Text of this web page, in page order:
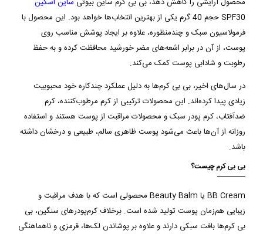
SPF30 حجم 40 گرم یکی از بهترین انتخاب‌ها خواهد بود. این محصول با
فرمولاسیون سبک و چندمنظوره، علاوه بر ایجاد پوشش مناسب روی
پوست، از آن در برابر اشعه‌های مضر خورشید محافظت کرده و به حفظ
رطوبت و شادابی پوست کمک می‌کند.
در سال‌های اخیر، بی بی کرم‌ها به دلیل عملکرد چندکاره خود محبوبیت
زیادی پیدا کرده‌اند. این محصولات ترکیبی از کرم مرطوب‌کننده، کرم
ضدآفتاب، کرم پودر سبک و محصولات مراقبت از پوست هستند و استفاده
روزانه از آن‌ها باعث می‌شود پوست ظاهری سالم، طبیعی و درخشان داشته
باشد.
بی بی کرم چیست؟
BB Cream یا Beauty Balm محصولی است که با هدف مراقبت و
زیبایی هم‌زمان پوست تولید شده است. برخلاف کرم‌پودرهای سنگین، بی
بی کرم‌ها بافت سبکی دارند و علاوه بر پوشاندن لک‌ها، قرمزی و ناهماهنگی